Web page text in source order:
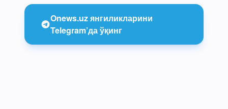
Onews.uz янгиликларини
Telegram’да ўқинг